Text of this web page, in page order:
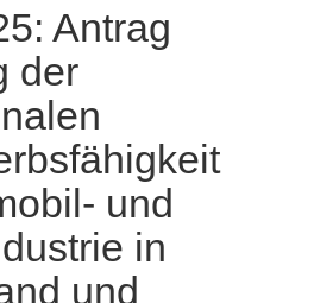
Antrag
der
und
in
und